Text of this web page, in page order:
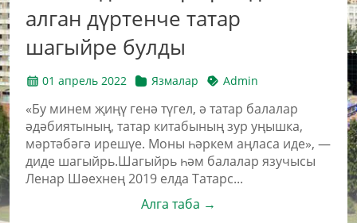
алган дүртенче татар
шагыйре булды
01 апрель 2022 Язмалар Admin
«Бу минем җиңү генә түгел, ә татар балалар
әдәбиятының, татар китабының зур уңышка,
мәртәбәгә ирешүе. Моны һәркем аңласа иде», —
диде шагыйрь.Шагыйрь һәм балалар язучысы
Ленар Шәехнең 2019 елда Татарс...
Алга таба →